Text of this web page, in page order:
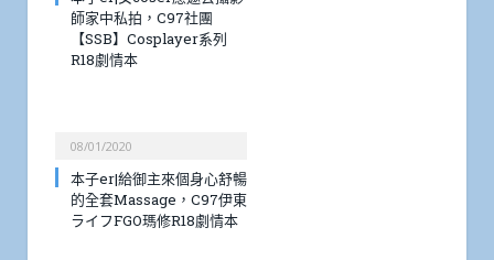
師家中私拍，C97社團
【SSB】Cosplayer系列
R18劇情本
08/01/2020
本子er|給御主來個身心舒暢
的全套Massage，C97伊東
ライフFGO瑪修R18劇情本